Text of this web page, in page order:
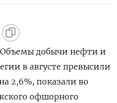
добычи нефти и
в августе превысили
2,6%, показали во
офшорного